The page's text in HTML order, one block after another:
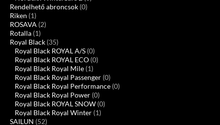
Rendelhető abroncsok (0)
Riken (1)
ROSAVA (2)
Rotalla (1)
Royal Black (35)
Royal Black ROYAL A/S (0)
Royal Black ROYAL ECO (0)
Royal Black Royal Mile (1)
Royal Black Royal Passenger (0)
Royal Black Royal Performance (0)
Royal Black Royal Power (0)
Royal Black ROYAL SNOW (0)
Royal Black Royal Winter (1)
SAILUN (52)